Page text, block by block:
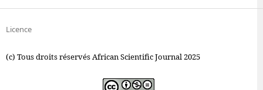
Licence
(c) Tous droits réservés African Scientific Journal 2025